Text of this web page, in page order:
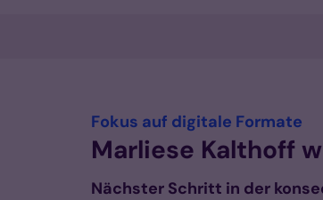
Fokus auf digitale Formate
Marliese Kalthoff
Nächster Schritt in der